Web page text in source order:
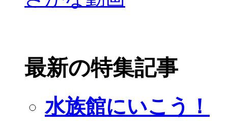
最新の特集記事
水族館にいこう！